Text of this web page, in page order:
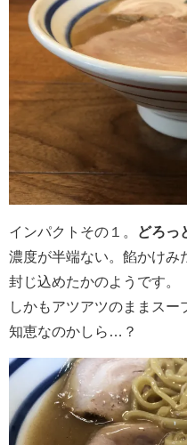
インパクトその１。 どろっ
濃度が半端ない。餡かけみ
封じ込めたかのようです。
しかもアツアツのままス
知恵なのかしら…？